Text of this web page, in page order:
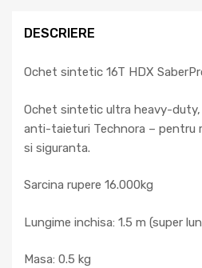
DESCRIERE
Ochet sintetic 16T HDX
Ochet sintetic ultra heavy-
anti-taieturi Technora – pentru
si siguranta.
Sarcina rupere 16.000kg
Lungime inchisa: 1.5 m (super
Masa: 0.5 kg